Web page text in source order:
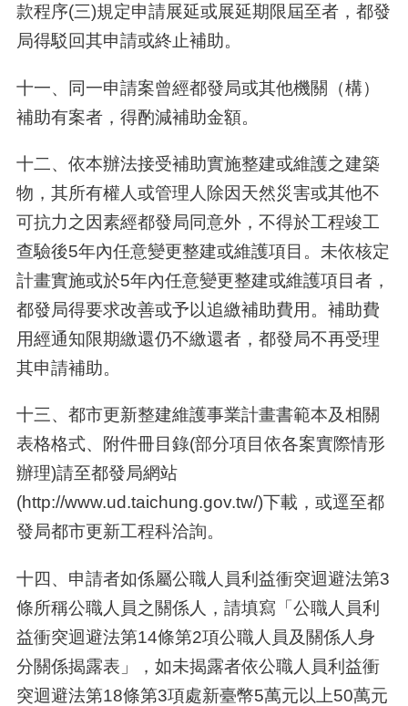
款程序(三)規定申請展延或展延期限屆至者，都發
局得駁回其申請或終止補助。
十一、 同一申請案曾經都發局或其他機關（構）
補助有案者，得酌減補助金額。
十二、 依本辦法接受補助實施整建或維護之建築
物，其所有權人或管理人除因天然災害或其他不
可抗力之因素經都發局同意外，不得於工程竣工
查驗後5年內任意變更整建或維護項目。未依核定
計畫實施或於5年內任意變更整建或維護項目者，
都發局得要求改善或予以追繳補助費用。補助費
用經通知限期繳還仍不繳還者，都發局不再受理
其申請補助。
十三、 都市更新整建維護事業計畫書範本及相關
表格格式、附件冊目錄(部分項目依各案實際情形
辦理)請至都發局網站
(http://www.ud.taichung.gov.tw/)下載，或逕至都
發局都市更新工程科洽詢。
十四、 申請者如係屬公職人員利益衝突迴避法第3
條所稱公職人員之關係人，請填寫「公職人員利
益衝突迴避法第14條第2項公職人員及關係人身
分關係揭露表」，如未揭露者依公職人員利益衝
突迴避法第18條第3項處新臺幣5萬元以上50萬元